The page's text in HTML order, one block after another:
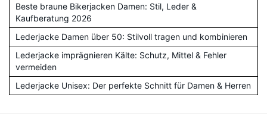
Beste braune Bikerjacken Damen: Stil, Leder &
Kaufberatung 2026
Lederjacke Damen über 50: Stilvoll tragen und kombinieren
Lederjacke imprägnieren Kälte: Schutz, Mittel & Fehler
vermeiden
Lederjacke Unisex: Der perfekte Schnitt für Damen & Herren